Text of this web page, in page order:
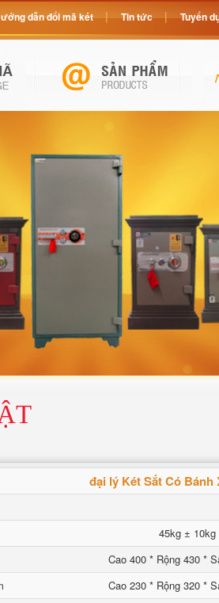
đại lý Két Sắt Có Bánh
45kg ± 10kg
Cao 400 * Rộng 430 *
Cao 230 * Rộng 320 *
dẫn đổi mã két Tin tức Tuyển